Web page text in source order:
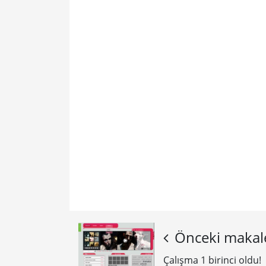
Önceki
Çalışma 1 birinci oldu!